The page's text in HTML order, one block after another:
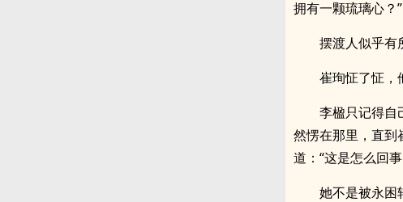
拥有一颗琉璃心？”
摆渡人似乎有
崔珣怔了怔，
李楹只记得自
然愣在那里，直到
道：“这是怎么回
她不是被永困